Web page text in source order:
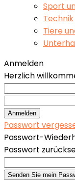
Sport
Technik
Tiere
Anmelden
Herzlich
Passwort
Passwort-
Passwort